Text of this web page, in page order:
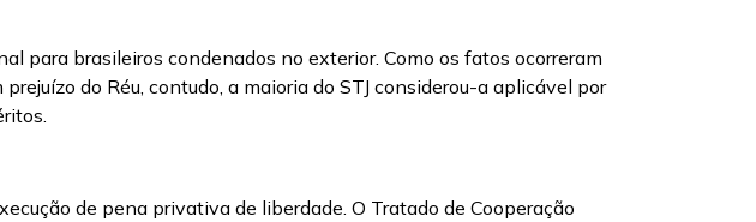
para brasileiros condenados no exterior. Como os fatos ocorreram
do Réu, contudo, a maioria do STJ considerou-a aplicável por
de pena privativa de liberdade. O Tratado de Cooperação